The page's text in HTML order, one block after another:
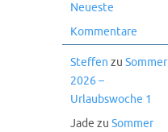
Neueste
Kommentare
Steffen zu Sommer
2026 –
Urlaubswoche 1
Jade zu Sommer